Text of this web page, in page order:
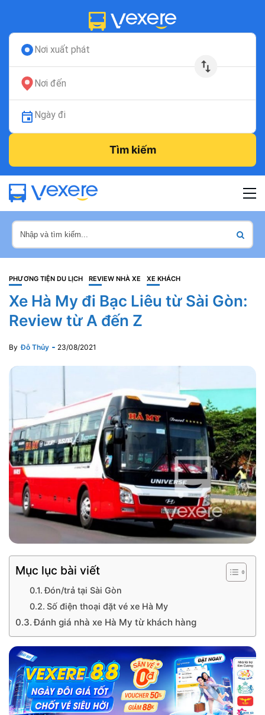
Nơi xuất phát
Nơi đến
Ngày đi
Tìm kiếm
PHƯƠNG TIỆN DU LỊCH REVIEW NHÀ XE XE KHÁCH
Xe Hà My đi Bạc Liêu từ Sài Gòn:
Review từ A đến Z
By Đỗ Thủy 23/08/2021
Mục lục bài viết
Đón/trả tại Sài Gòn
Số điện thoại đặt vé xe Hà My
Đánh giá nhà xe Hà My từ khách hàng